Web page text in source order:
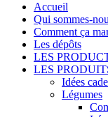
Accueil
Qui sommes-
Comment ça
Les dépôts
LES
LES
Idées
Légumes